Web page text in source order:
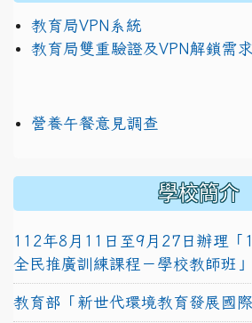
教育局VPN系統
教育局雙重驗證及VPN解鎖需
營養午餐意見調查
學校簡介
112年8月11日至9月27日辦理「
全民推廣訓練課程－學校教師班
教育部「新世代環境教育發展國際